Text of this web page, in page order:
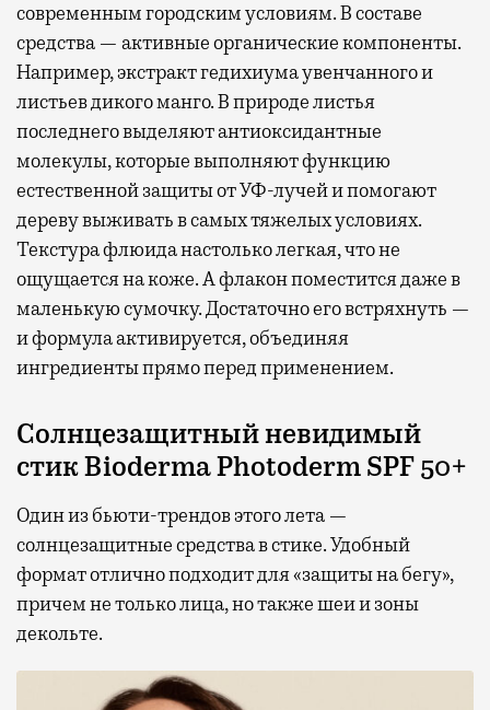
современным городским условиям. В составе
средства — активные органические компоненты.
Например, экстракт гедихиума увенчанного и
листьев дикого манго. В природе листья
последнего выделяют антиоксидантные
молекулы, которые выполняют функцию
естественной защиты от УФ-лучей и помогают
дереву выживать в самых тяжелых условиях.
Текстура флюида настолько легкая, что не
ощущается на коже. А флакон поместится даже в
маленькую сумочку. Достаточно его встряхнуть —
и формула активируется, объединяя
ингредиенты прямо перед применением.
Солнцезащитный невидимый
стик Bioderma Photoderm SPF 50+
Один из бьюти-трендов этого лета —
солнцезащитные средства в стике. Удобный
формат отлично подходит для «защиты на бегу»,
причем не только лица, но также шеи и зоны
декольте.